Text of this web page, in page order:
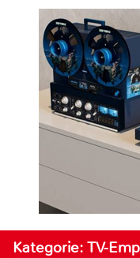
Kategorie: TV-